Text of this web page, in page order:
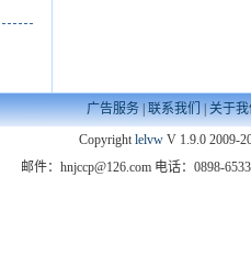
广告服务|联系我们|关于
Copyright lelvwV 1.9.0 2009-
邮件：hnjccp@126.com 电话：0898-